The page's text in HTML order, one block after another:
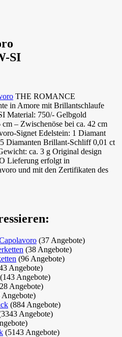
SI
THE ROMANCE
in Amore mit Brillantschlaufe
Material: 750/- Gelbgold
– Zwischenöse bei ca. 42 cm
Signet Edelstein: 1 Diamant
Diamanten Brillant-Schliff 0,01 ct
ca. 3 g Original design
Lieferung erfolgt in
und mit den Zertifikaten des
(37 Angebote)
(38 Angebote)
(96 Angebote)
Angebote)
(143 Angebote)
Angebote)
Angebote)
(884 Angebote)
Angebote)
(5143 Angebote)